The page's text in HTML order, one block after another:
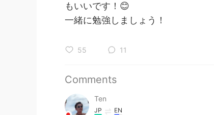
もいいです！😊
一緒に勉強しましょう！
55 11
Comments
Ten
JP EN